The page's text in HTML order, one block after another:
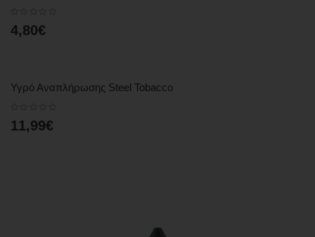
4,80€
Υγρό Αναπλήρωσης Steel Tobacco
11,99€